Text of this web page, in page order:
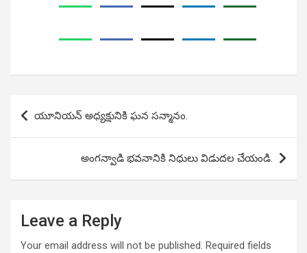
Post
navigation
యూనియన్ అధ్యక్షునికి ఘన సన్మానం.
అంగన్వాడి భవనానికి నిధులు విడుదల చేయండి.
Leave a Reply
Your email address will not be published. Required fields